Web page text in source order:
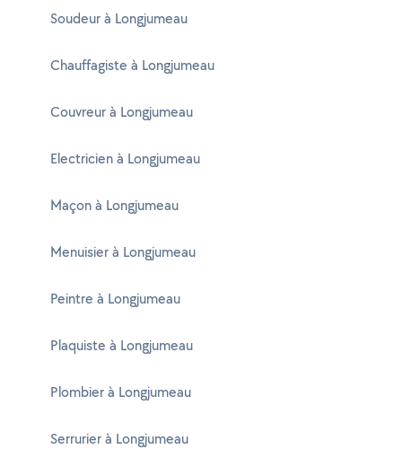
Soudeur à Longjumeau
Chauffagiste à Longjumeau
Couvreur à Longjumeau
Electricien à Longjumeau
Maçon à Longjumeau
Menuisier à Longjumeau
Peintre à Longjumeau
Plaquiste à Longjumeau
Plombier à Longjumeau
Serrurier à Longjumeau